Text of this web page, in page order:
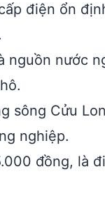
điện ổn
nguồn nước
sông Cửu
nghiệp.
đồng, là